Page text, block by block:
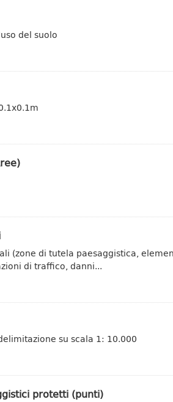
del suolo
(zone di tutela paesaggistica,
di traffico, danni...
su scala 1: 10.000
protetti (punti)